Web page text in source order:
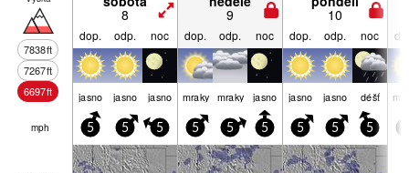
7838ft
7267ft
6697ft
8 9 10
dop. odp. noc dop. odp. noc dop. odp. noc
jasno jasno jasno mraky mraky jasno jasno jasno déšť
mph 5 5 5 5 5 5 5 5 5